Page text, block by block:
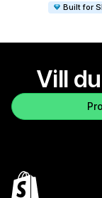
Built for
Vill